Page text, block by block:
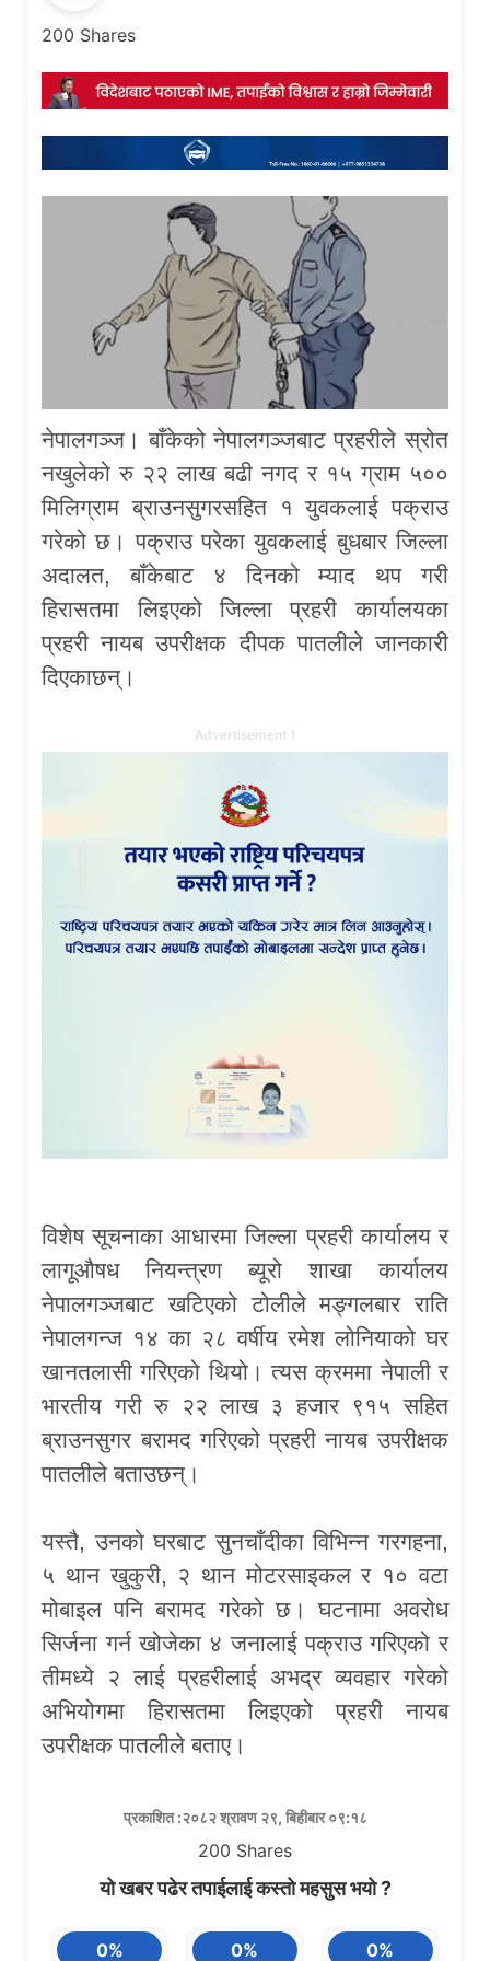
200 Shares
नेपालगञ्ज। बाँकेको नेपालगञ्जबाट प्रहरीले स्रोत
नखुलेको रु २२ लाख बढी नगद र १५ ग्राम ५००
मिलिग्राम ब्राउनसुगरसहित १ युवकलाई पक्राउ
गरेको छ। पक्राउ परेका युवकलाई बुधबार जिल्ला
अदालत, बाँकेबाट ४ दिनको म्याद थप गरी
हिरासतमा लिइएको जिल्ला प्रहरी कार्यालयका
प्रहरी नायब उपरीक्षक दीपक पातलीले जानकारी
दिएकाछन्।
Advertisement 1
विशेष सूचनाका आधारमा जिल्ला प्रहरी कार्यालय र
लागूऔषध नियन्त्रण ब्यूरो शाखा कार्यालय
नेपालगञ्जबाट खटिएको टोलीले मङ्गलबार राति
नेपालगन्ज १४ का २८ वर्षीय रमेश लोनियाको घर
खानतलासी गरिएको थियो। त्यस क्रममा नेपाली र
भारतीय गरी रु २२ लाख ३ हजार ९१५ सहित
ब्राउनसुगर बरामद गरिएको प्रहरी नायब उपरीक्षक
पातलीले बताउछन्।
यस्तै, उनको घरबाट सुनचाँदीका विभिन्न गरगहना,
५ थान खुकुरी, २ थान मोटरसाइकल र १० वटा
मोबाइल पनि बरामद गरेको छ। घटनामा अवरोध
सिर्जना गर्न खोजेका ४ जनालाई पक्राउ गरिएको र
तीमध्ये २ लाई प्रहरीलाई अभद्र व्यवहार गरेको
अभियोगमा हिरासतमा लिइएको प्रहरी नायब
उपरीक्षक पातलीले बताए।
प्रकाशित :२०८२ श्रावण २९, बिहीबार ०९:१८
200 Shares
यो खबर पढेर तपाईलाई कस्तो महसुस भयो ?
0% 0% 0%